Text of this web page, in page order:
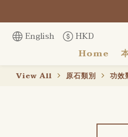
English
HKD
Home
View All 原石類別 功效